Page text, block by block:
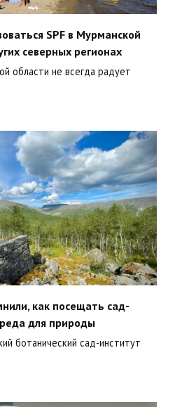
SPF в Мурманской
северных регионах
области не всегда радует
как посещать сад-
для природы
ботанический сад-институт